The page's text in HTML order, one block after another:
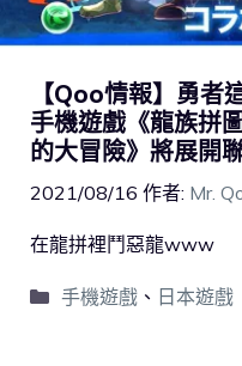
【Qoo情報】勇者
手機遊戲《龍族拼
的大冒險》將展開
2021/08/16 作者: Mr.
在龍拼裡鬥惡龍www
手機遊戲、 日本遊戲